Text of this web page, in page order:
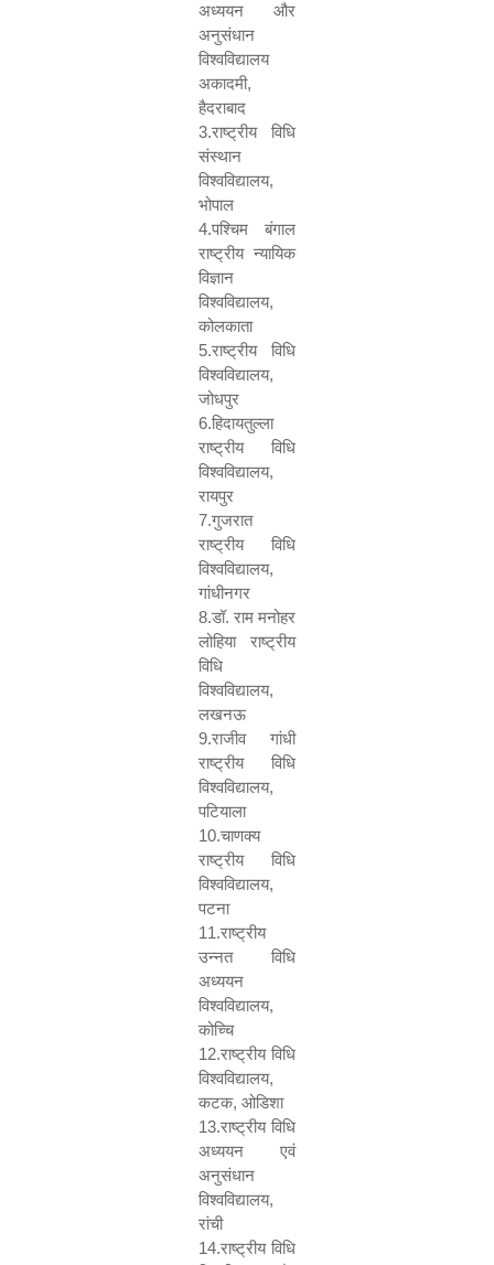
अध्ययन और
अनुसंधान
विश्वविद्यालय
अकादमी,
हैदराबाद
3.राष्ट्रीय विधि
संस्थान
विश्वविद्यालय,
भोपाल
4.पश्चिम बंगाल
राष्ट्रीय न्यायिक
विज्ञान
विश्वविद्यालय,
कोलकाता
5.राष्ट्रीय विधि
विश्वविद्यालय,
जोधपुर
6.हिदायतुल्ला
राष्ट्रीय विधि
विश्वविद्यालय,
रायपुर
7.गुजरात
राष्ट्रीय विधि
विश्वविद्यालय,
गांधीनगर
8.डॉ. राम मनोहर
लोहिया राष्ट्रीय
विधि
विश्वविद्यालय,
लखनऊ
9.राजीव गांधी
राष्ट्रीय विधि
विश्वविद्यालय,
पटियाला
10.चाणक्य
राष्ट्रीय विधि
विश्वविद्यालय,
पटना
11.राष्ट्रीय
उन्नत विधि
अध्ययन
विश्वविद्यालय,
कोच्चि
12.राष्ट्रीय विधि
विश्वविद्यालय,
कटक, ओडिशा
13.राष्ट्रीय विधि
अध्ययन एवं
अनुसंधान
विश्वविद्यालय,
रांची
14.राष्ट्रीय विधि